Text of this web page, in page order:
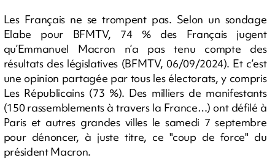
Les Français ne se trompent pas. Selon un sondage
Elabe pour BFMTV, 74 % des Français jugent
qu’Emmanuel Macron n’a pas tenu compte des
résultats des législatives (BFMTV, 06/09/2024). Et c’est
une opinion partagée par tous les électorats, y compris
Les Républicains (73 %). Des milliers de manifestants
(150 rassemblements à travers la France…) ont défilé à
Paris et autres grandes villes le samedi 7 septembre
pour dénoncer, à juste titre, ce "coup de force" du
président Macron.